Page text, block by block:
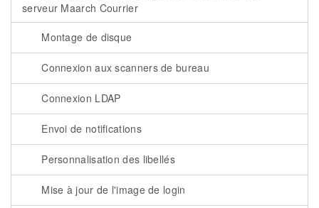
serveur Maarch Courrier
Montage de disque
Connexion aux scanners de bureau
Connexion LDAP
Envoi de notifications
Personnalisation des libellés
Mise à jour de l'image de login